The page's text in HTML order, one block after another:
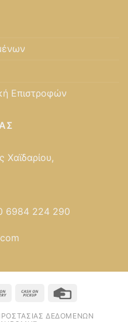
Επιστροφών
6984 224 290
ΔΕΔΟΜΈΝΩΝ